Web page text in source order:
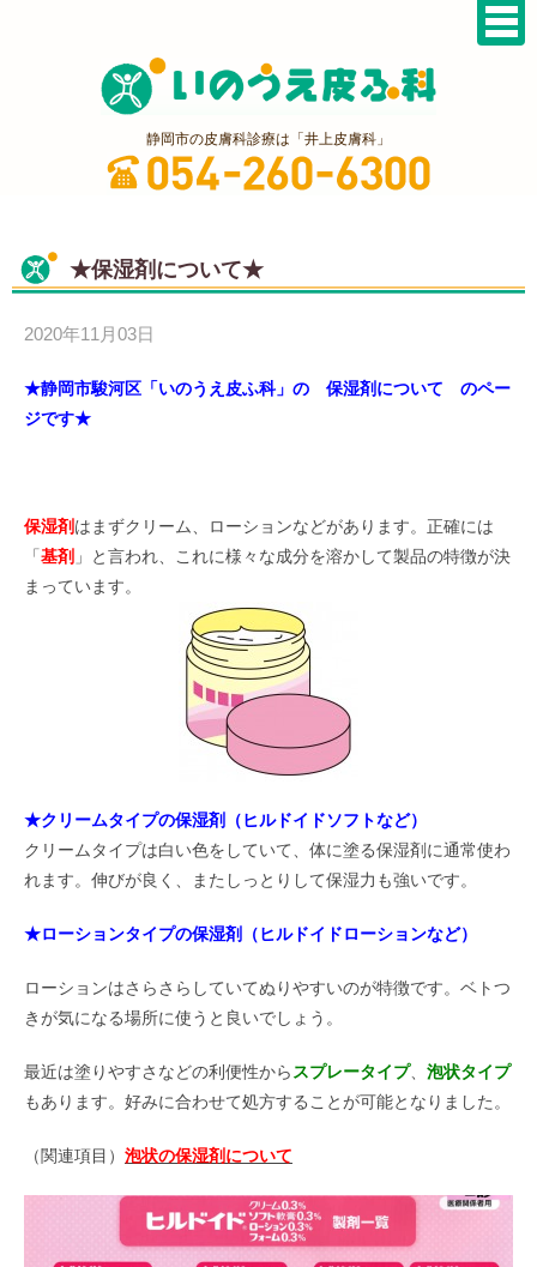
静岡市の皮膚科診療は「井上皮膚科」
★保湿剤について★
2020年11月03日
★静岡市駿河区「いのうえ皮ふ科」の 保湿剤について のペー
ジです★
保湿剤はまずクリーム、ローションなどがあります。正確には
「基剤 」と言われ、これに様々な成分を溶かして製品の特徴が決
まっています。
★クリームタイプの保湿剤（ヒルドイドソフトなど）
クリームタイプは白い色をしていて、体に塗る保湿剤に通常使わ
れます。伸びが良く、またしっとりして保湿力も強いです。
★ローションタイプの保湿剤（ヒルドイドローションなど）
ローションはさらさらしていてぬりやすいのが特徴です。ベトつ
きが気になる場所に使うと良いでしょう。
最近は塗りやすさなどの利便性から スプレータイプ、 泡状タイプ
もあります。好みに合わせて処方することが可能となりました。
（関連項目） 泡状の保湿剤について